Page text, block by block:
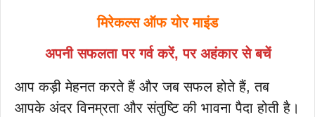
मिरेकल्स ऑफ योर माइंड
अपनी सफलता पर गर्व करें, पर अहंकार से बचें
आप कड़ी मेहनत करते हैं और जब सफल होते हैं, तब
आपके अंदर विनम्रता और संतुष्टि की भावना पैदा होती है।